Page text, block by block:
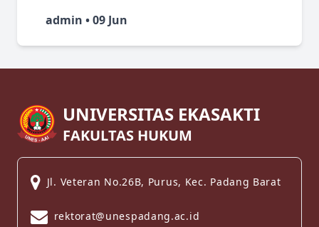
admin • 09 Jun
UNIVERSITAS EKASAKTI
FAKULTAS HUKUM
Jl. Veteran No.26B, Purus, Kec. Padang Barat
rektorat@unespadang.ac.id